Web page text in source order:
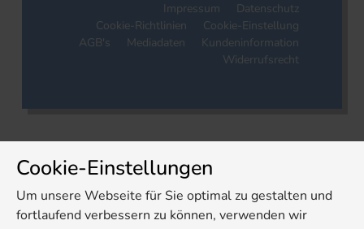
Impressum
Datenschutz
Cookie-Richtlinien
Cookie-Einstellung
AGB's
Mediadaten
Kundeninformation
Widerrufsrecht
Cookie-Einstellungen
Um unsere Webseite für Sie optimal zu gestalten und
fortlaufend verbessern zu können, verwenden wir